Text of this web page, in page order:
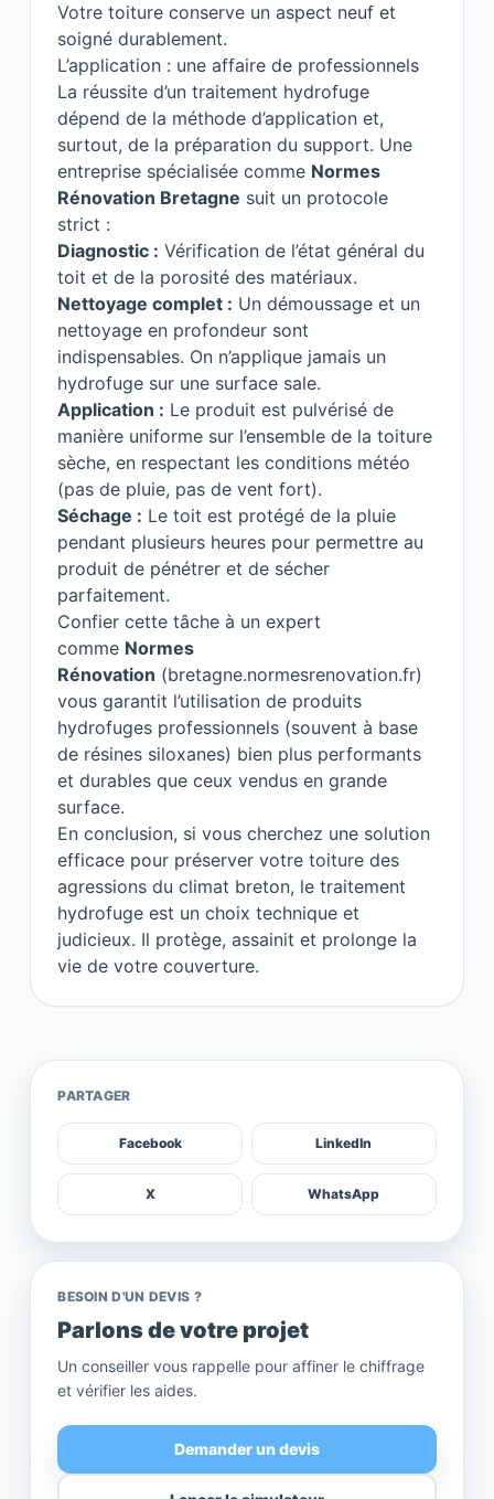
Votre toiture conserve un aspect neuf et
soigné durablement.
L’application : une affaire de professionnels
La réussite d’un traitement hydrofuge
dépend de la méthode d’application et,
surtout, de la préparation du support. Une
entreprise spécialisée comme Normes
Rénovation Bretagne suit un protocole
strict :
Diagnostic : Vérification de l’état général du
toit et de la porosité des matériaux.
Nettoyage complet : Un démoussage et un
nettoyage en profondeur sont
indispensables. On n’applique jamais un
hydrofuge sur une surface sale.
Application : Le produit est pulvérisé de
manière uniforme sur l’ensemble de la toiture
sèche, en respectant les conditions météo
(pas de pluie, pas de vent fort).
Séchage : Le toit est protégé de la pluie
pendant plusieurs heures pour permettre au
produit de pénétrer et de sécher
parfaitement.
Confier cette tâche à un expert
comme Normes
Rénovation (bretagne.normesrenovation.fr)
vous garantit l’utilisation de produits
hydrofuges professionnels (souvent à base
de résines siloxanes) bien plus performants
et durables que ceux vendus en grande
surface.
En conclusion, si vous cherchez une solution
efficace pour préserver votre toiture des
agressions du climat breton, le traitement
hydrofuge est un choix technique et
judicieux. Il protège, assainit et prolonge la
vie de votre couverture.
PARTAGER
Facebook LinkedIn
X WhatsApp
BESOIN D'UN DEVIS ?
Parlons de votre projet
Un conseiller vous rappelle pour affiner le chiffrage
et vérifier les aides.
Demander un devis